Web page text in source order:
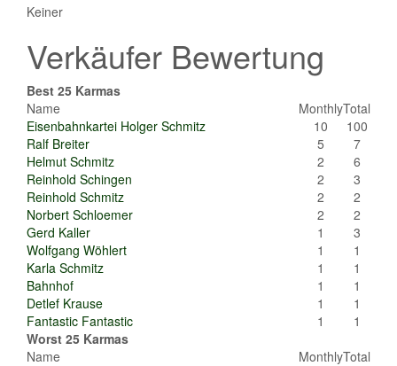
Keiner
Verkäufer Bewertung
Best 25 Karmas
Name
MonthlyTotal
Eisenbahnkartei Holger Schmitz
10
100
Ralf Breiter
5
7
Helmut Schmitz
2
6
Reinhold Schingen
2
3
Reinhold Schmitz
2
2
Norbert Schloemer
2
2
Gerd Kaller
1
3
Wolfgang Wöhlert
1
1
Karla Schmitz
1
1
Bahnhof
1
1
Detlef Krause
1
1
Fantastic Fantastic
1
1
Worst 25 Karmas
Name
MonthlyTotal